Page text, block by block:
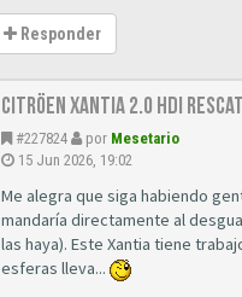
Responder
Citröen Xantia 2.0 HDi
#227824 por Mesetario
15 Jun 2026, 19:02
Me alegra que siga habiendo
mandaría directamente al
las haya). Este Xantia tiene
esferas lleva...